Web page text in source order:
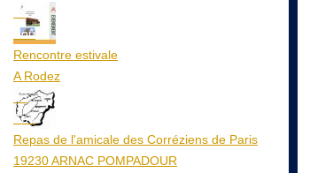
12
Aoû
Rencontre estivale
A Rodez
23
Aoû
Repas de l'amicale des Corréziens de Paris
19230 ARNAC POMPADOUR